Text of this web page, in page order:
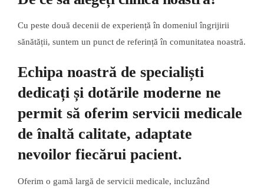
Cu peste două decenii de experiență în domeniul îngrijirii
sănătății, suntem un punct de referință în comunitatea noastră.
Echipa noastră de specialiști
dedicați și dotările moderne ne
permit să oferim servicii medicale
de înaltă calitate, adaptate
nevoilor fiecărui pacient.
Оferim o gamă largă de servicii medicale, incluzând